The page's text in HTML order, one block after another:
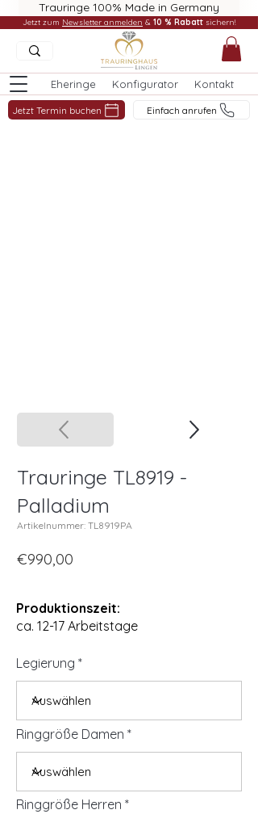
Trauringe 100% Made in Germany
Eheringe Konfigurator Kontakt
Jetzt Termin buchen Einfach anrufen
Jetzt zum Newsletter anmelden & 10 % Rabatt sichern!
Trauringe TL8919 -
Palladium
Artikelnummer: TL8919PA
€990,00
Produktionszeit:
ca. 12-17 Arbeitstage
Legierung
Ringgröße Damen
Ringgröße Herren